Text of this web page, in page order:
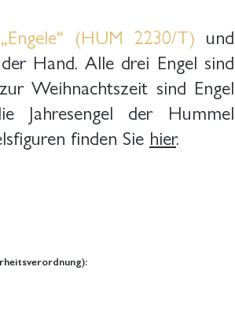
„Engele“ (HUM 2230/T) und
Hand. Alle drei Engel sind
Weihnachtszeit sind Engel
Jahresengel der Hummel
finden Sie hier.